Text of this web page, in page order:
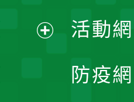
單
選
開
活動
防疫